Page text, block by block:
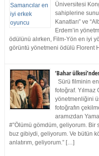
Üniversitesi
sahiplerine
Kanatları” ve
Erdem’in
ödülünü alırken, Film-Yön en iyi
görüntü yönetmeni ödülü Florent
‘Bahar
Sürü filminin
fotoğraf. Yılmaz
yönetmenliğini
fotoğrafın
aramızdan
#”Ölümü gömdüm, geliyorum.
buz gibiydi, geliyorum. Ve bütün
anlatırım, geliyorum.” […]